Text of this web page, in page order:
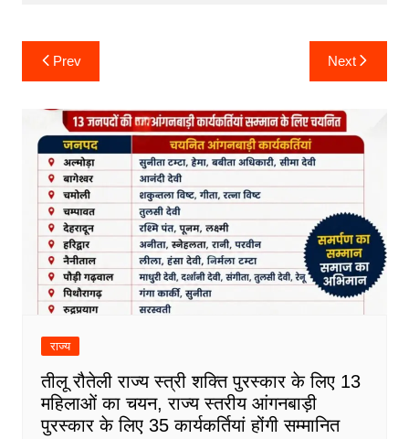
Post
navigation
Prev Next
राज्य
तीलू रौतेली राज्य स्त्री शक्ति पुरस्कार के लिए 13
महिलाओं का चयन, राज्य स्तरीय आंगनबाड़ी
पुरस्कार के लिए 35 कार्यकर्तियां होंगी सम्मानित